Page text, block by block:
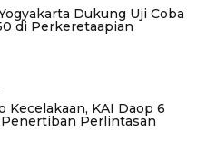
Dukung Uji Coba
di Perkeretaapian
Kecelakaan, KAI Daop 6
Perlintasan